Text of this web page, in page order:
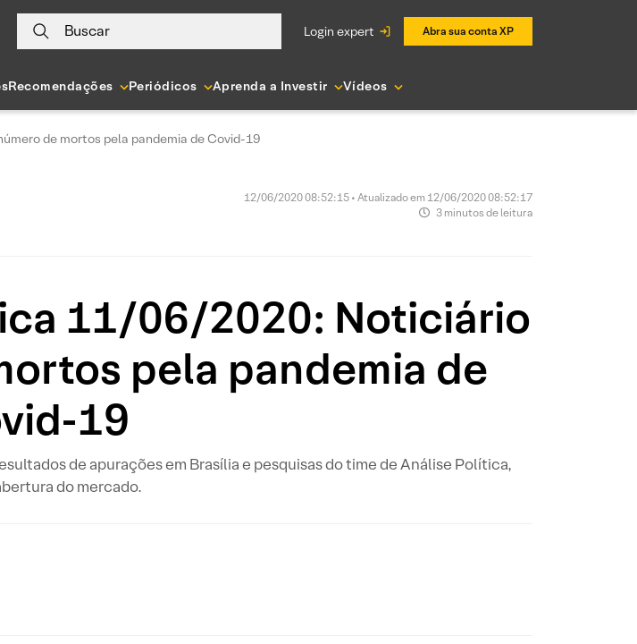
Buscar login expert Abra sua conta XP
Recomendações Periódicos Aprenda a Investir Vídeos
de mortos pela pandemia de Covid-19
12/06/2020 08:52:15 • Atualizado em 12/06/2020 08:52:17
3 minutos de leitura
11/06/2020: Noticiário
pela pandemia de
19
de apurações em Brasília e pesquisas do time de Análise Política,
do mercado.